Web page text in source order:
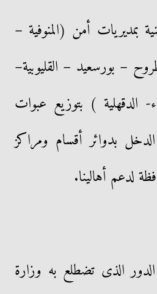
بمديريات أمن (المنوفية –
– بورسعيد – القليوبية–
الدقهلية ) بتوزيع عبوات
بدوائر أقسام ومراكز
لدعم أهالينا.
الذى تضطلع به وزارة